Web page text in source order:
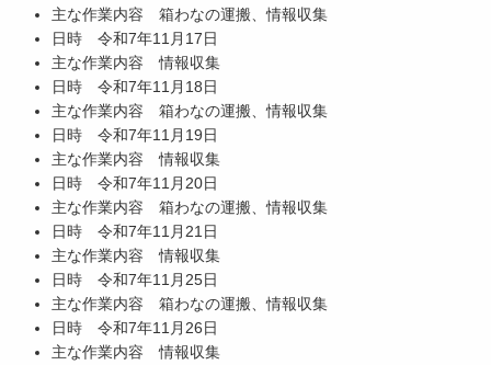
主な作業内容 箱わなの運搬、情報収集
日時 令和7年11月17日
主な作業内容 情報収集
日時 令和7年11月18日
主な作業内容 箱わなの運搬、情報収集
日時 令和7年11月19日
主な作業内容 情報収集
日時 令和7年11月20日
主な作業内容 箱わなの運搬、情報収集
日時 令和7年11月21日
主な作業内容 情報収集
日時 令和7年11月25日
主な作業内容 箱わなの運搬、情報収集
日時 令和7年11月26日
主な作業内容 情報収集